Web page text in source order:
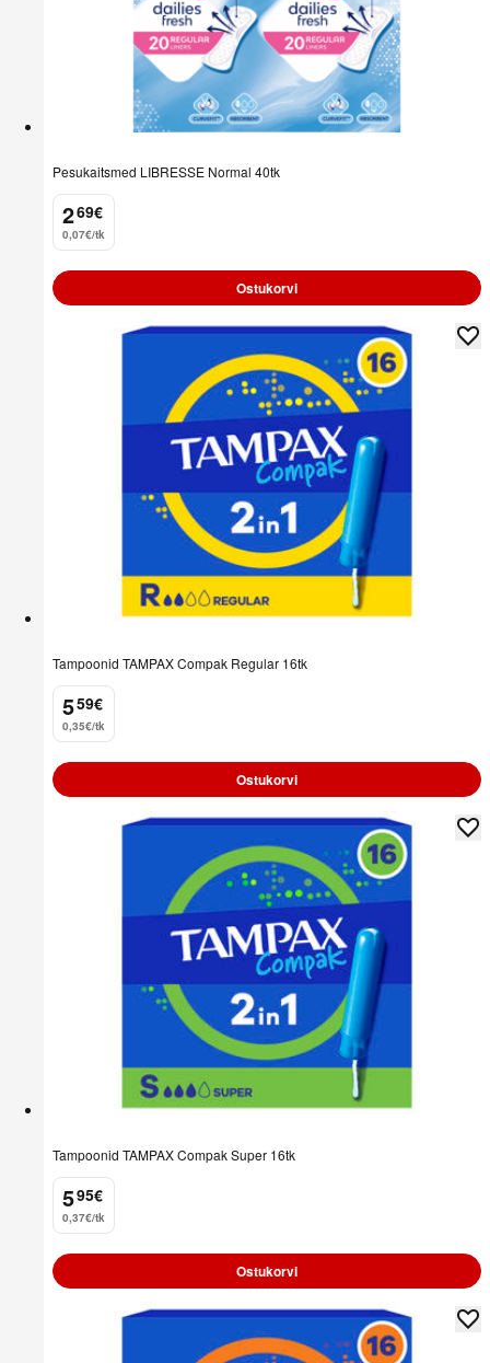
Pesukaitsmed LIBRESSE Normal 40tk
2
. 69€
0,07€/tk
Ostukorvi
Tampoonid TAMPAX Compak Regular 16tk
5
. 59€
0,35€/tk
Ostukorvi
Tampoonid TAMPAX Compak Super 16tk
5
. 95€
0,37€/tk
Ostukorvi